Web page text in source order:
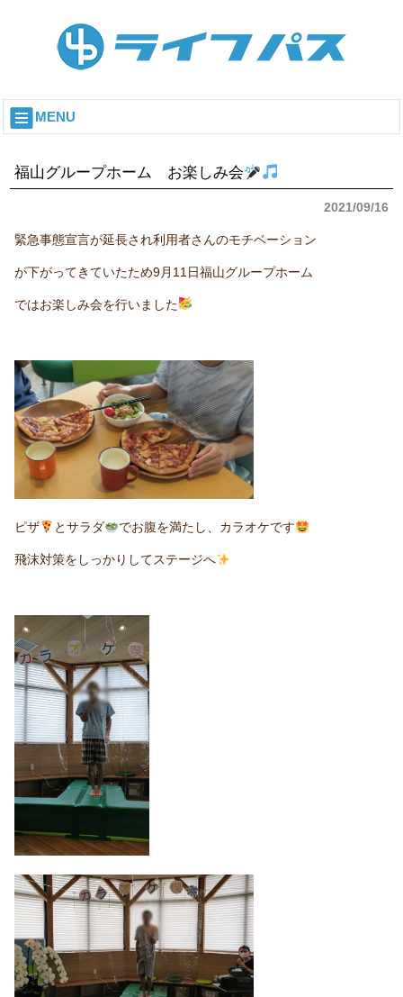
MENU
福山グループホーム お楽しみ会
2021/09/16
緊急事態宣言が延長され利用者さんのモチベーション
が下がってきていたため9月11日福山グループホーム
ではお楽しみ会を行いました
ピザ とサラダ でお腹を満たし、カラオケです
飛沫対策をしっかりしてステージへ